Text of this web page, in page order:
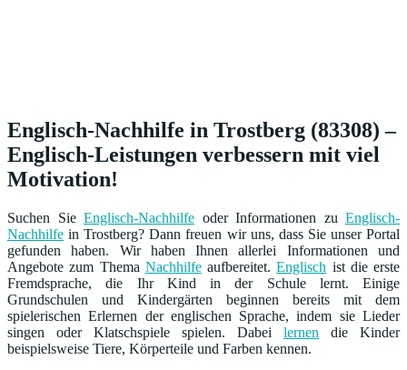
Englisch-Nachhilfe in Trostberg (83308) –
Englisch-Leistungen verbessern mit viel
Motivation!
Suchen Sie Englisch-Nachhilfe oder Informationen zu Englisch-
Nachhilfe in Trostberg? Dann freuen wir uns, dass Sie unser Portal
gefunden haben. Wir haben Ihnen allerlei Informationen und
Angebote zum Thema Nachhilfeaufbereitet.Englisch ist die erste
Fremdsprache, die Ihr Kind in der Schule lernt. Einige
Grundschulen und Kindergärten beginnen bereits mit dem
spielerischen Erlernen der englischen Sprache, indem sie Lieder
singen oder Klatschspiele spielen. Dabei lernen die Kinder
beispielsweise Tiere, Körperteile und Farben kennen.